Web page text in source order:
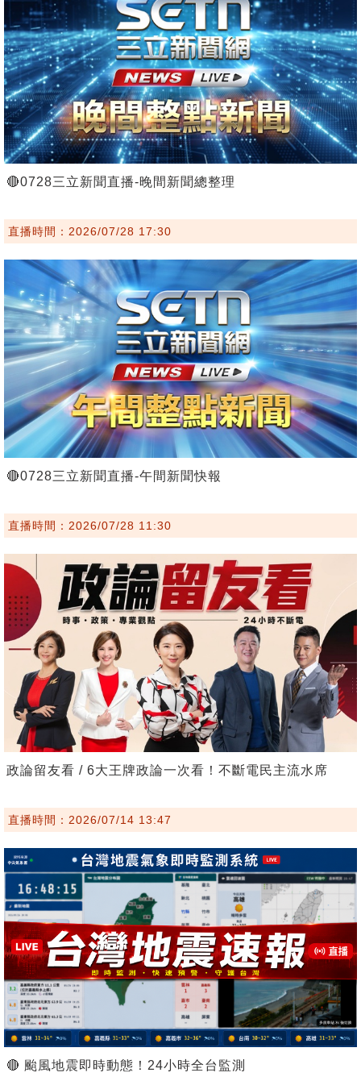
🔴0728三立新聞直播-晚間新聞總整理
直播時間：2026/07/28 17:30
🔴0728三立新聞直播-午間新聞快報
直播時間：2026/07/28 11:30
政論留友看 / 6大王牌政論一次看！不斷電民主流水席
直播時間：2026/07/14 13:47
🔴 颱風地震即時動態！24小時全台監測